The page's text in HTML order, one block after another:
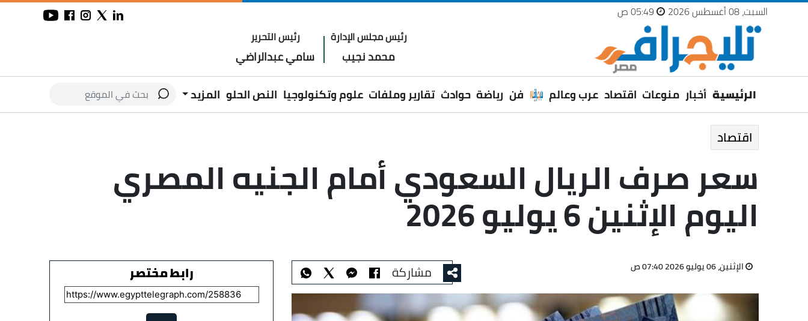
السبت، 08 أغسطس 2026
رئيس مجلس الإدارة
محمد نجيب
رئيس التحرير
سامي عبدالراضي
الرئيسية أخبار منوعات اقتصاد عرب وعالم فن رياضة حوادث تقارير وملفات علوم وتكنولوجيا النص الحلو المزيد
اقتصاد
سعر صرف الريال السعودي أمام الجنيه المصري
اليوم الإثنين 6 يوليو 2026
الإثنين، 06 يوليو 2026 07:40 ص مشاركة رابط مختصر